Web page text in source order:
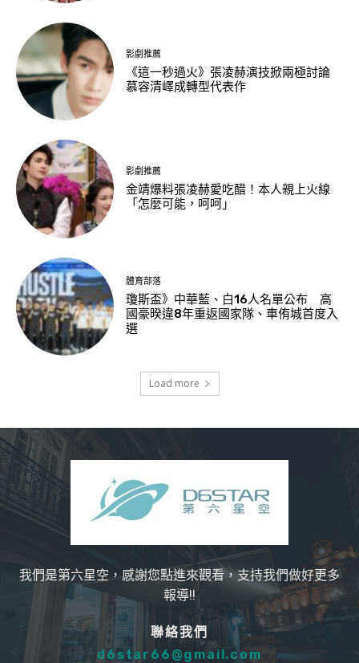
影劇推薦
《這一秒過火》張凌赫演技掀兩極討論
慕容清嶧成轉型代表作
影劇推薦
金靖爆料張凌赫愛吃醋！本人親上火線
「怎麼可能，呵呵」
體育部落
瓊斯盃》中華藍、白16人名單公布 高
國豪暌違8年重返國家隊、車侑城首度入
選
Load more
我們是第六星空，感謝您點進來觀看，支持我們做好更多
報導!!
聯絡我們
d6star66@gmail.com